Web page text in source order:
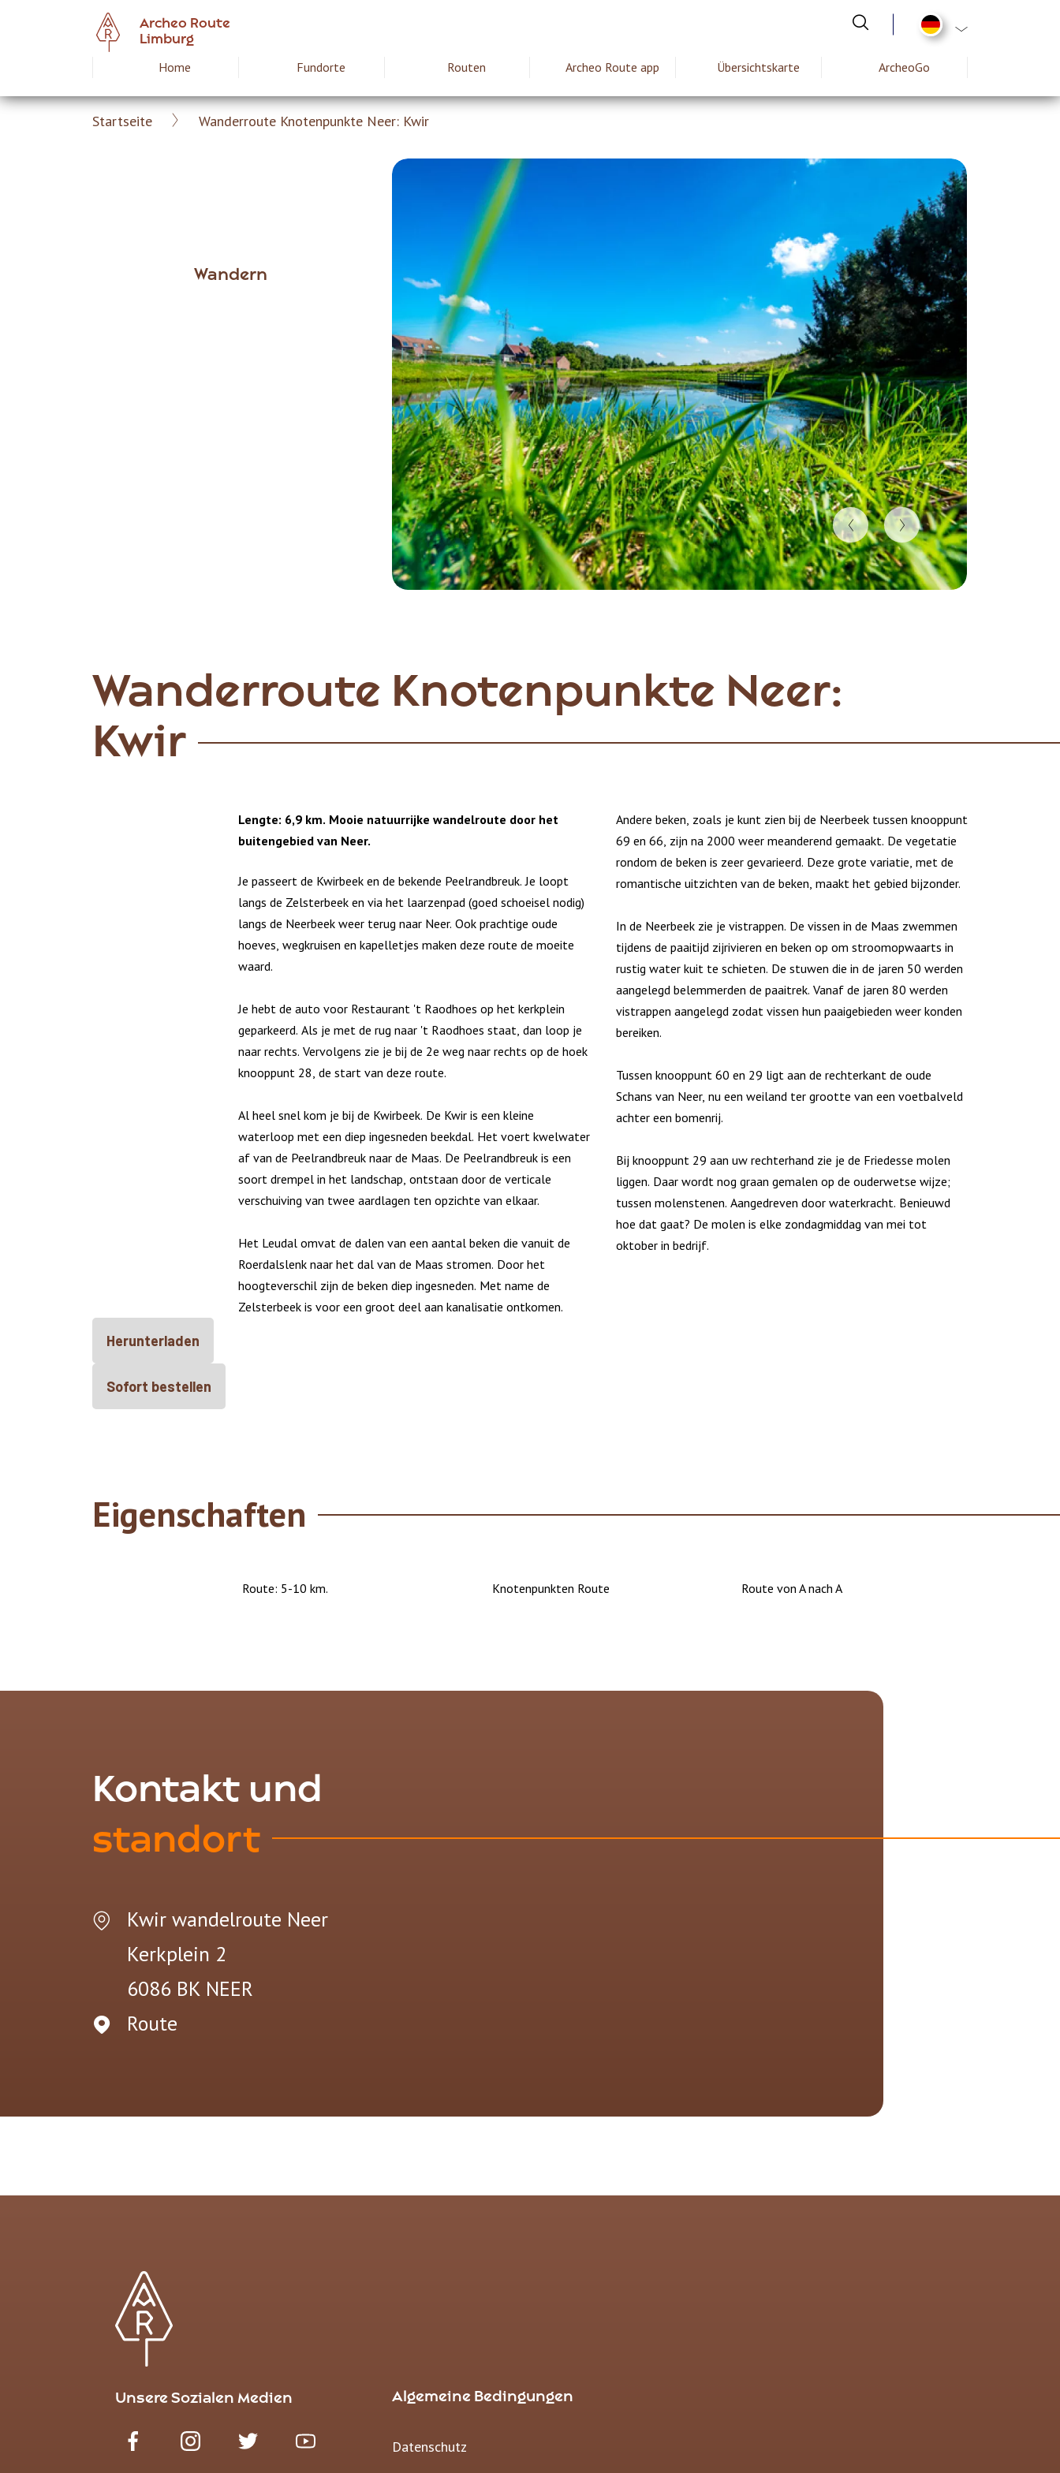
List additional
Archeo Route
Limburg
Hoofdnavigatie
Archeoroute
Home Fundorte Routen Archeo Route app Übersichtskarte ArcheoGo
Breadcrumb
Startseite Wanderroute Knotenpunkte Neer: Kwir
Wandern
Wanderroute Knotenpunkte Neer:
Kwir
Lengte: 6,9 km. Mooie natuurrijke wandelroute door het
buitengebied van Neer.
Je passeert de Kwirbeek en de bekende Peelrandbreuk. Je loopt
langs de Zelsterbeek en via het laarzenpad (goed schoeisel nodig)
langs de Neerbeek weer terug naar Neer. Ook prachtige oude
hoeves, wegkruisen en kapelletjes maken deze route de moeite
waard.
Je hebt de auto voor Restaurant 't Raodhoes op het kerkplein
geparkeerd. Als je met de rug naar 't Raodhoes staat, dan loop je
naar rechts. Vervolgens zie je bij de 2e weg naar rechts op de hoek
knooppunt 28, de start van deze route.
Al heel snel kom je bij de Kwirbeek. De Kwir is een kleine
waterloop met een diep ingesneden beekdal. Het voert kwelwater
af van de Peelrandbreuk naar de Maas. De Peelrandbreuk is een
soort drempel in het landschap, ontstaan door de verticale
verschuiving van twee aardlagen ten opzichte van elkaar.
Het Leudal omvat de dalen van een aantal beken die vanuit de
Roerdalslenk naar het dal van de Maas stromen. Door het
hoogteverschil zijn de beken diep ingesneden. Met name de
Zelsterbeek is voor een groot deel aan kanalisatie ontkomen.
Andere beken, zoals je kunt zien bij de Neerbeek tussen knooppunt
69 en 66, zijn na 2000 weer meanderend gemaakt. De vegetatie
rondom de beken is zeer gevarieerd. Deze grote variatie, met de
romantische uitzichten van de beken, maakt het gebied bijzonder.
In de Neerbeek zie je vistrappen. De vissen in de Maas zwemmen
tijdens de paaitijd zijrivieren en beken op om stroomopwaarts in
rustig water kuit te schieten. De stuwen die in de jaren 50 werden
aangelegd belemmerden de paaitrek. Vanaf de jaren 80 werden
vistrappen aangelegd zodat vissen hun paaigebieden weer konden
bereiken.
Tussen knooppunt 60 en 29 ligt aan de rechterkant de oude
Schans van Neer, nu een weiland ter grootte van een voetbalveld
achter een bomenrij.
Bij knooppunt 29 aan uw rechterhand zie je de Friedesse molen
liggen. Daar wordt nog graan gemalen op de ouderwetse wijze;
tussen molenstenen. Aangedreven door waterkracht. Benieuwd
hoe dat gaat? De molen is elke zondagmiddag van mei tot
oktober in bedrijf.
Herunterladen
Sofort bestellen
Eigenschaften
Route: 5-10 km. Knotenpunkten Route Route von A nach A
Kontakt und
standort
Kwir wandelroute Neer
Kerkplein 2
6086 BK NEER
Route
Unsere Sozialen Medien Algemeine Bedingungen
Datenschutz